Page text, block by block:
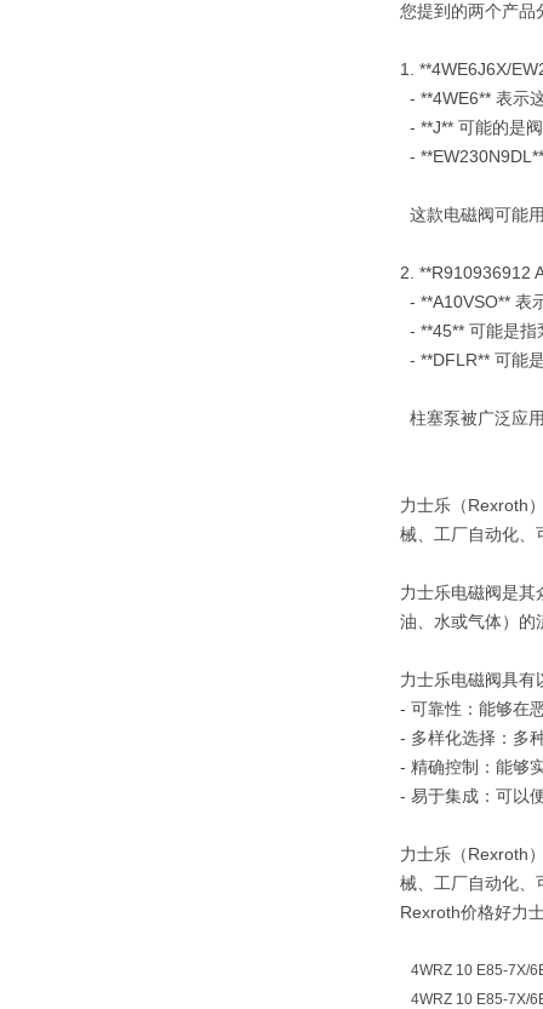
您提到的两个产品
1. **4WE6J6X/
- **4WE6** 表示
- **J** 可能的是
-
这款电磁阀可能
2. **R910936912
- **A10VSO** 表
- **45** 可能是指
- **DFLR** 可能
柱塞泵被广泛应
力士乐（Rexroth
械、工厂自动化、
力士乐电磁阀是其
油、水或气体）的
力士乐电磁阀具有
- 可靠性：能够在
- 多样化选择：多
- 精确控制：能够
- 易于集成：可以
力士乐（Rexroth
械、工厂自动化、
Rexroth价格好力
4WRZ 10 E85-7X/
4WRZ 10 E85-7X/